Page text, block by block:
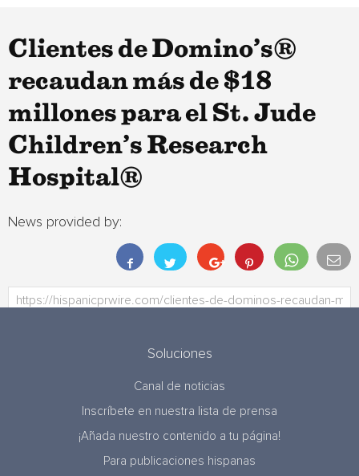
Clientes de Domino’s®
recaudan más de $18
millones para el St. Jude
Children’s Research
Hospital®
News provided by:
Soluciones
Canal de noticias
Inscríbete en nuestra lista de prensa
¡Añada nuestro contenido a tu página!
Para publicaciones hispanas